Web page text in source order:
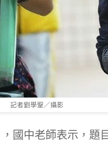
記者劉學聖／攝影
國中老師表示，題